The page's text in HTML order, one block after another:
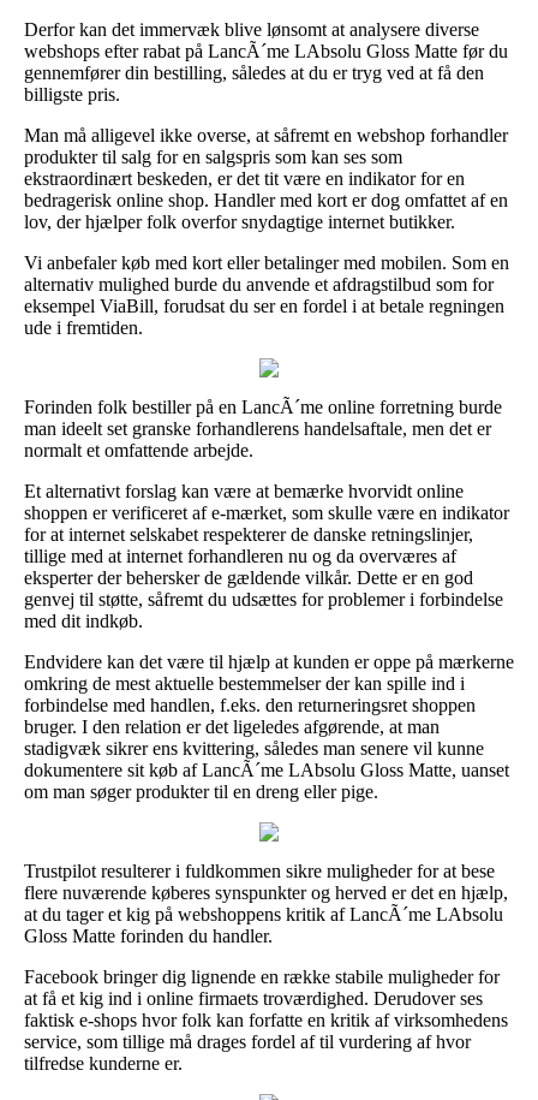
Derfor kan det immervæk blive lønsomt at analysere diverse
webshops efter rabat på LancÃ´me LAbsolu Gloss Matte før du
gennemfører din bestilling, således at du er tryg ved at få den
billigste pris.
Man må alligevel ikke overse, at såfremt en webshop forhandler
produkter til salg for en salgspris som kan ses som
ekstraordinært beskeden, er det tit være en indikator for en
bedragerisk online shop. Handler med kort er dog omfattet af en
lov, der hjælper folk overfor snydagtige internet butikker.
Vi anbefaler køb med kort eller betalinger med mobilen. Som en
alternativ mulighed burde du anvende et afdragstilbud som for
eksempel ViaBill, forudsat du ser en fordel i at betale regningen
ude i fremtiden.
Forinden folk bestiller på en LancÃ´me online forretning burde
man ideelt set granske forhandlerens handelsaftale, men det er
normalt et omfattende arbejde.
Et alternativt forslag kan være at bemærke hvorvidt online
shoppen er verificeret af e-mærket, som skulle være en indikator
for at internet selskabet respekterer de danske retningslinjer,
tillige med at internet forhandleren nu og da overværes af
eksperter der behersker de gældende vilkår. Dette er en god
genvej til støtte, såfremt du udsættes for problemer i forbindelse
med dit indkøb.
Endvidere kan det være til hjælp at kunden er oppe på mærkerne
omkring de mest aktuelle bestemmelser der kan spille ind i
forbindelse med handlen, f.eks. den returneringsret shoppen
bruger. I den relation er det ligeledes afgørende, at man
stadigvæk sikrer ens kvittering, således man senere vil kunne
dokumentere sit køb af LancÃ´me LAbsolu Gloss Matte, uanset
om man søger produkter til en dreng eller pige.
Trustpilot resulterer i fuldkommen sikre muligheder for at bese
flere nuværende køberes synspunkter og herved er det en hjælp,
at du tager et kig på webshoppens kritik af LancÃ´me LAbsolu
Gloss Matte forinden du handler.
Facebook bringer dig lignende en række stabile muligheder for
at få et kig ind i online firmaets troværdighed. Derudover ses
faktisk e-shops hvor folk kan forfatte en kritik af virksomhedens
service, som tillige må drages fordel af til vurdering af hvor
tilfredse kunderne er.